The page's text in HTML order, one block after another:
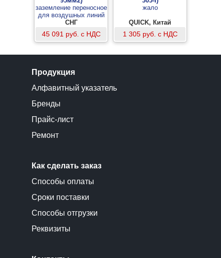
заземление переносное
для воздушных линий
однофазное до 110кВ с
одной штангой
СНГ
45 091 руб. с НДС
жало
QUICK, Китай
1 305 руб. с НДС
Продукция
Алфавитный указатель
Бренды
Прайс-лист
Ремонт
Как сделать заказ
Способы оплаты
Сроки поставки
Способы отгрузки
Реквизиты